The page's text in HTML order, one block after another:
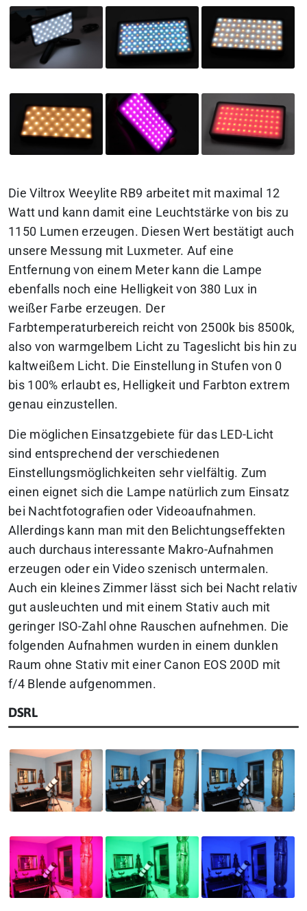
Die Viltrox Weeylite RB9 arbeitet mit maximal 12
Watt und kann damit eine Leuchtstärke von bis zu
1150 Lumen erzeugen. Diesen Wert bestätigt auch
unsere Messung mit Luxmeter. Auf eine
Entfernung von einem Meter kann die Lampe
ebenfalls noch eine Helligkeit von 380 Lux in
weißer Farbe erzeugen. Der
Farbtemperaturbereich reicht von 2500k bis 8500k,
also von warmgelbem Licht zu Tageslicht bis hin zu
kaltweißem Licht. Die Einstellung in Stufen von 0
bis 100% erlaubt es, Helligkeit und Farbton extrem
genau einzustellen.
Die möglichen Einsatzgebiete für das LED-Licht
sind entsprechend der verschiedenen
Einstellungsmöglichkeiten sehr vielfältig. Zum
einen eignet sich die Lampe natürlich zum Einsatz
bei Nachtfotografien oder Videoaufnahmen.
Allerdings kann man mit den Belichtungseffekten
auch durchaus interessante Makro-Aufnahmen
erzeugen oder ein Video szenisch untermalen.
Auch ein kleines Zimmer lässt sich bei Nacht relativ
gut ausleuchten und mit einem Stativ auch mit
geringer ISO-Zahl ohne Rauschen aufnehmen. Die
folgenden Aufnahmen wurden in einem dunklen
Raum ohne Stativ mit einer Canon EOS 200D mit
f/4 Blende aufgenommen.
DSRL